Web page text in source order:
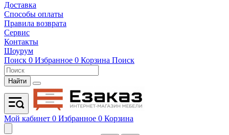
Доставка
Способы оплаты
Правила возврата
Сервис
Контакты
Шоурум
Поиск 0 Избранное 0 Корзина Поиск
Найти
Мой кабинет 0 Избранное 0 Корзина